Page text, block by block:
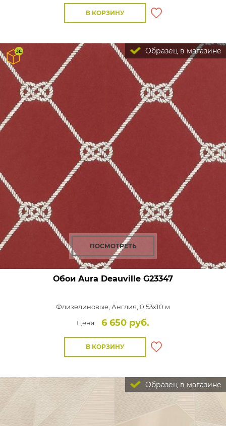
В КОРЗИНУ
Образец в магазине
ПОСМОТРЕТЬ
Обои Aura Deauville G23347
Флизелиновые, Англия, 0,53x10 м
Цена:
6 650 руб.
В КОРЗИНУ
Образец в магазине